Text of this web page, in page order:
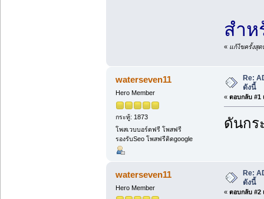
สำห
« แก้ไขครั้งสุด
waterseven11
Hero Member
กระทู้: 1873
โพสเวบบอร์ดฟรี โพสฟรี
รองรับSeo โพสฟรีติดgoogle
Re:
ดังนี้
« ตอบกลับ #1
ดันก
waterseven11
Hero Member
Re:
ดังนี้
« ตอบกลับ #2